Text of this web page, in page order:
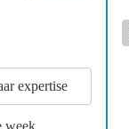
expertise
week